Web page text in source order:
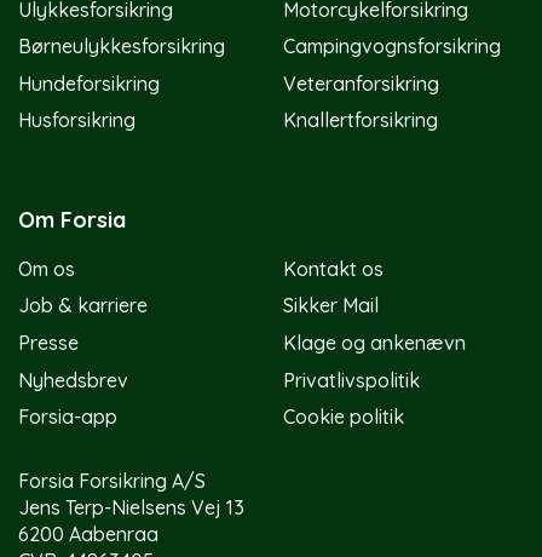
Ulykkesforsikring
Børneulykkesforsikring
Hundeforsikring
Husforsikring
Motorcykelforsikring
Campingvognsforsikring
Veteranforsikring
Knallertforsikring
Om Forsia
Om os
Job & karriere
Presse
Nyhedsbrev
Forsia-app
Kontakt os
Sikker Mail
Klage og ankenævn
Privatlivspolitik
Cookie politik
Forsia Forsikring A/S
Jens Terp-Nielsens Vej 13
6200 Aabenraa